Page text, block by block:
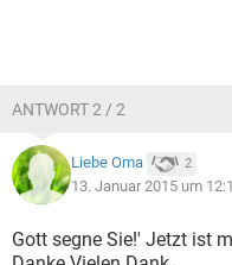
ANTWORT 2 / 2
Liebe Oma 2
13. Januar 2015 um
Gott segne Sie!' Jetzt ist